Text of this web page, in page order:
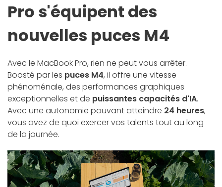
Pro s'équipent des
nouvelles puces M4
Avec le MacBook Pro, rien ne peut vous arrêter.
Boosté par les puces M4, il offre une vitesse
phénoménale, des performances graphiques
exceptionnelles et de puissantes capacités d'IA.
Avec une autonomie pouvant atteindre 24 heures,
vous avez de quoi exercer vos talents tout au long
de la journée.